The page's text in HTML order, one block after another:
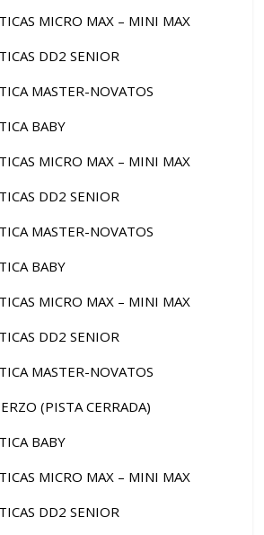
MICRO MAX – MINI MAX
DD2 SENIOR
MASTER-NOVATOS
BABY
MICRO MAX – MINI MAX
DD2 SENIOR
MASTER-NOVATOS
BABY
MICRO MAX – MINI MAX
DD2 SENIOR
MASTER-NOVATOS
(PISTA CERRADA)
BABY
MICRO MAX – MINI MAX
DD2 SENIOR